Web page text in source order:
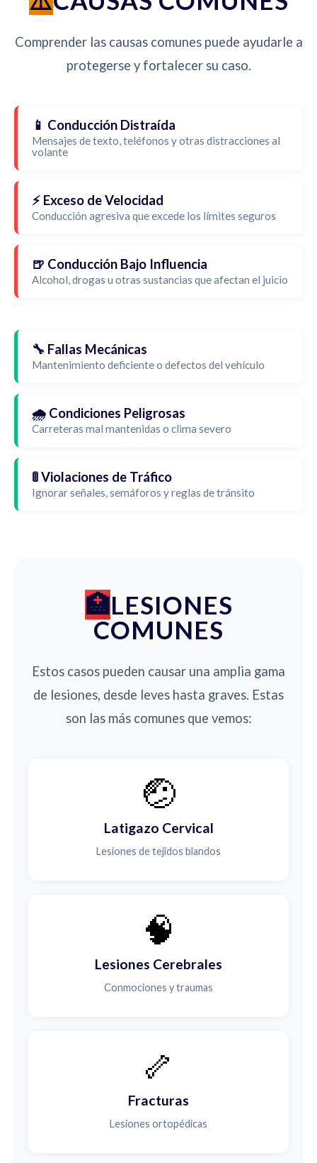
Comprender las causas comunes puede ayudarle a
protegerse y fortalecer su caso.
📱 Conducción Distraída
Mensajes de texto, teléfonos y otras distracciones al
volante
⚡ Exceso de Velocidad
Conducción agresiva que excede los límites seguros
🍺 Conducción Bajo Influencia
Alcohol, drogas u otras sustancias que afectan el juicio
🔧 Fallas Mecánicas
Mantenimiento deficiente o defectos del vehículo
🌧️ Condiciones Peligrosas
Carreteras mal mantenidas o clima severo
🚦 Violaciones de Tráfico
Ignorar señales, semáforos y reglas de tránsito
LESIONES
COMUNES
Estos casos pueden causar una amplia gama
de lesiones, desde leves hasta graves. Estas
son las más comunes que vemos:
🤕
Latigazo Cervical
Lesiones de tejidos blandos
🧠
Lesiones Cerebrales
Conmociones y traumas
🦴
Fracturas
Lesiones ortopédicas